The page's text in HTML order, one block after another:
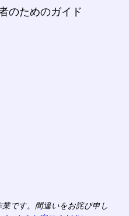
のためのガイド
です。間違いをお詫び申し